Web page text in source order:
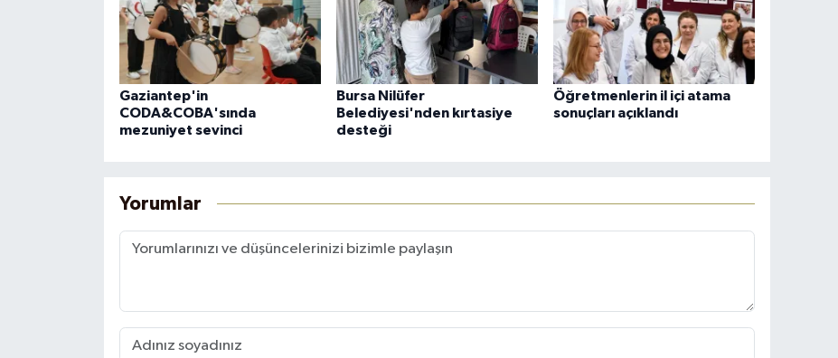
Gaziantep'in
CODA&COBA'sında
mezuniyet sevinci
Bursa Nilüfer
Belediyesi'nden kırtasiye
desteği
Öğretmenlerin il içi atama
sonuçları açıklandı
Yorumlar